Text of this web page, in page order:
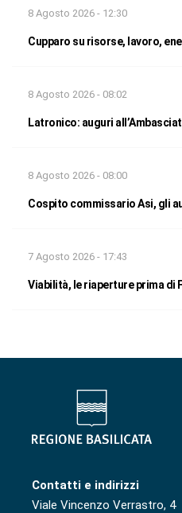
8 Agosto 2026 - 12:30
Cupparo su risorse, lavoro,
8 Agosto 2026 - 08:02
Latronico: auguri
8 Agosto 2026 - 08:00
Cospito commissario Asi, gli
7 Agosto 2026 - 17:43
Viabilità, le riaperture prima di
Contatti e indirizzi
Viale Vincenzo Verrastro, 4